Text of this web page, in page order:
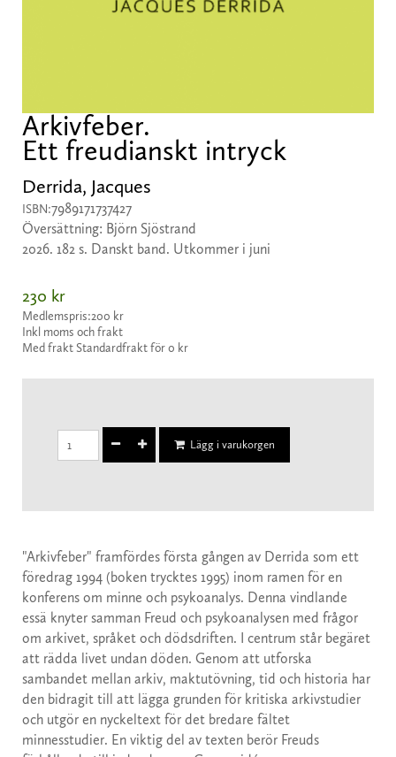
Arkivfeber.
Ett freudianskt intryck
Derrida, Jacques
ISBN:7989171737427
Översättning: Björn Sjöstrand
2026. 182 s. Danskt band. Utkommer i juni
230 kr
Medlemspris:200 kr
Inkl moms och frakt
Med frakt Standardfrakt för 0 kr
Lägg i varukorgen
"Arkivfeber" framfördes första gången av Derrida som ett
före­drag 1994 (boken trycktes 1995) inom ramen för en
konferens om minne och psykoanalys. Denna vindlande
essä knyter sam­man Freud och psykoanalysen med frågor
om arkivet, språket och dödsdriften. I centrum står begäret
att rädda livet undan döden. Genom att utforska
sambandet mellan arkiv, maktutövning, tid och historia har
den bidragit till att lägga grunden för kritiska arkivstudier
och utgör en nyckeltext för det bredare fältet
minnesstudier. En viktig del av texten berör Freuds